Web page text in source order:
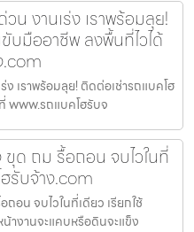
น งานเร่ง เราพร้อมลุย!
บมืออาชีพ ลงพื้นที่ไวได้
เราพร้อมลุย! ติดต่อเช่ารถแบคโฮ
www.รถแบคโฮรับจ
ด ถม รื้อถอน จบไวในที่
รับจ้าง.com
อน จบไวในที่เดียว เรียกใช้
างานจะแคบหรือดินจะแข็ง